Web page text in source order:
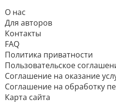
О нас
Для авторов
Контакты
FAQ
Политика приватности
Пользовательское
Соглашение на оказание
Соглашение на обработку
Карта сайта